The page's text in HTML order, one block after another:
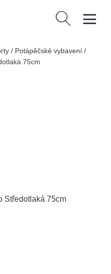
Vyhledávání
/ Potápěčské vybavení /
75cm